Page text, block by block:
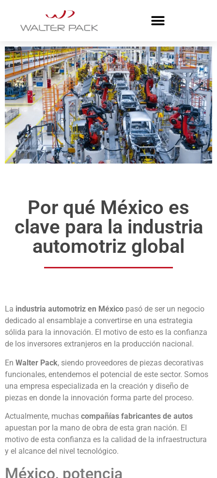
Por qué México es
clave para la industria
automotriz global
La industria automotriz en México pasó de ser un negocio
dedicado al ensamblaje a convertirse en una estrategia
sólida para la innovación. El motivo de esto es la confianza
de los inversores extranjeros en la producción nacional.
En Walter Pack, siendo proveedores de piezas decorativas
funcionales, entendemos el potencial de este sector. Somos
una empresa especializada en la creación y diseño de
piezas en donde la innovación forma parte del proceso.
Actualmente, muchas compañías fabricantes de autos
apuestan por la mano de obra de esta gran nación. El
motivo de esta confianza es la calidad de la infraestructura
y el alcance del nivel tecnológico.
México, potencia